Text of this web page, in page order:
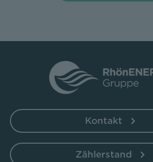
Kontakt
Zählerstand